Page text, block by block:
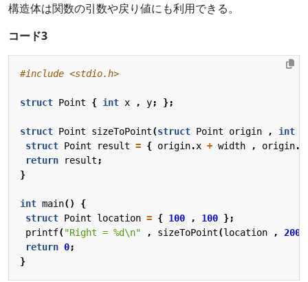
構造体は関数の引数や戻り値にも利用できる。
コード3
#include <stdio.h>
struct Point { int x , y; };
struct Point sizeToPoint(struct Point origin , int
struct Point result = { origin.x + width , origin.
return
result ;
}
int main()
{
struct Point location = { 100 , 100 };
printf("Right = %d\n" , sizeToPoint(location , 200
return 0;
}